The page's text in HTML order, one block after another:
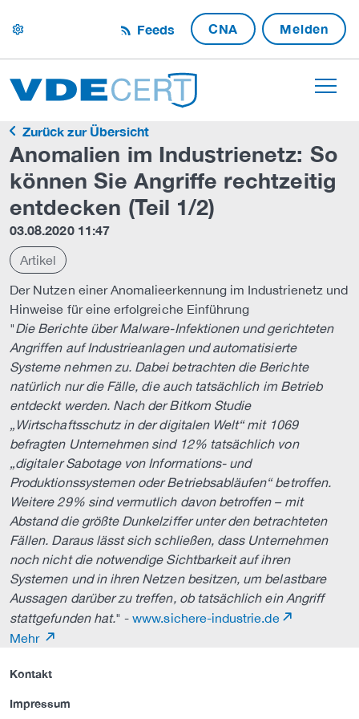
settings Feeds CNA Melden
Zurück zur Übersicht
Anomalien im Industrienetz: So
können Sie Angriffe rechtzeitig
entdecken (Teil 1/2)
03.08.2020 11:47
Artikel
Der Nutzen einer Anomalieerkennung im Industrienetz und
Hinweise für eine erfolgreiche Einführung
"Die Berichte über Malware-Infektionen und gerichteten
Angriffen auf Industrieanlagen und automatisierte
Systeme nehmen zu. Dabei betrachten die Berichte
natürlich nur die Fälle, die auch tatsächlich im Betrieb
entdeckt werden. Nach der Bitkom Studie
„Wirtschaftsschutz in der digitalen Welt“ mit 1069
befragten Unternehmen sind 12% tatsächlich von
„digitaler Sabotage von Informations- und
Produktionssystemen oder Betriebsabläufen“ betroffen.
Weitere 29% sind vermutlich davon betroffen – mit
Abstand die größte Dunkelziffer unter den betrachteten
Fällen. Daraus lässt sich schließen, dass Unternehmen
noch nicht die notwendige Sichtbarkeit auf ihren
Systemen und in ihren Netzen besitzen, um belastbare
Aussagen darüber zu treffen, ob tatsächlich ein Angriff
stattgefunden hat." -www.sichere-industrie.de
Mehr
Kontakt
Impressum